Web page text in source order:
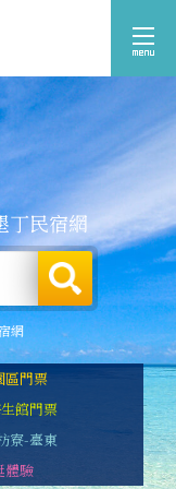
丁民宿網
網
門票
館門票
寮-臺東
體驗